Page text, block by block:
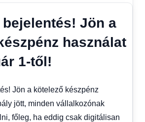
Egyéb,
hírek ,
Gazdaság
Hírek,
Hírek
Hitel
fórum
Jön a
használat
1-től!
Jön a kötelező készpénz
jött, minden vállalkozónak
főleg, ha eddig csak digitálisan